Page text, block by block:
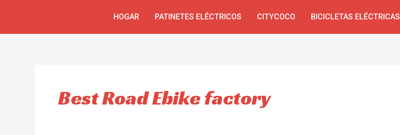
HOGAR PATINETES ELÉCTRICOS CITYCOCO BICICLETAS ELÉCTRICAS
Best Road Ebike factory